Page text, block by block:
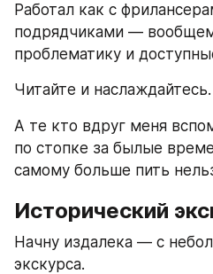
Работал как с
подрядчиками —
проблематику и
Читайте и наслаждайтесь.
А те кто вдруг меня
по стопке за былые
самому больше пить
Исторический
Начну издалека — с
экскурса.